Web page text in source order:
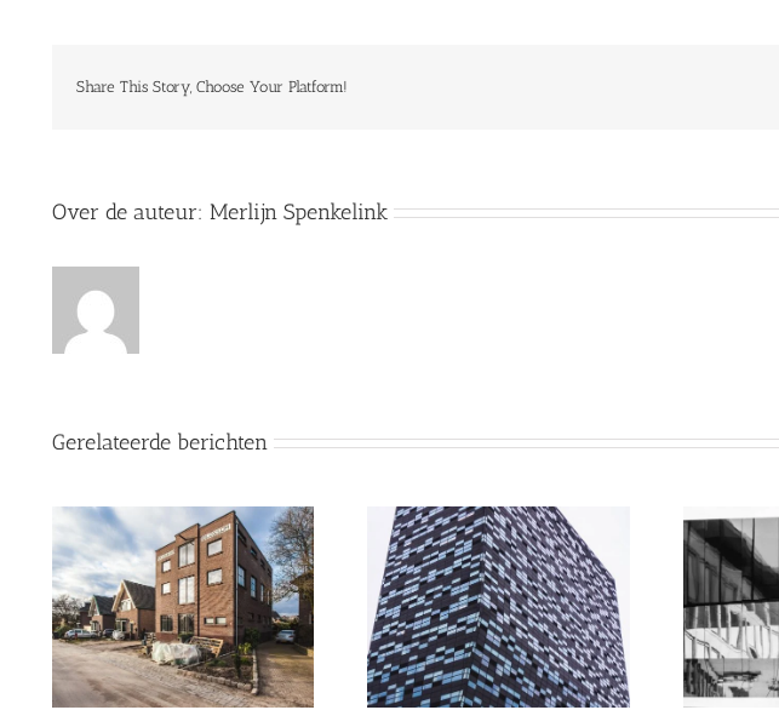
Share This Story, Choose Your Platform!
Over de auteur: Merlijn Spenkelink
Gerelateerde berichten